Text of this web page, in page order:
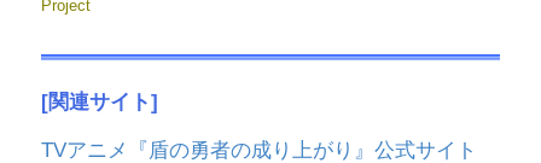
Project
[関連サイト]
TVアニメ『盾の勇者の成り上がり』公式サイト